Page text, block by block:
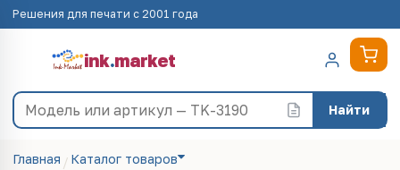
Решения для печати с 2001 года
ink.market
Найти
Главная
Каталог товаров